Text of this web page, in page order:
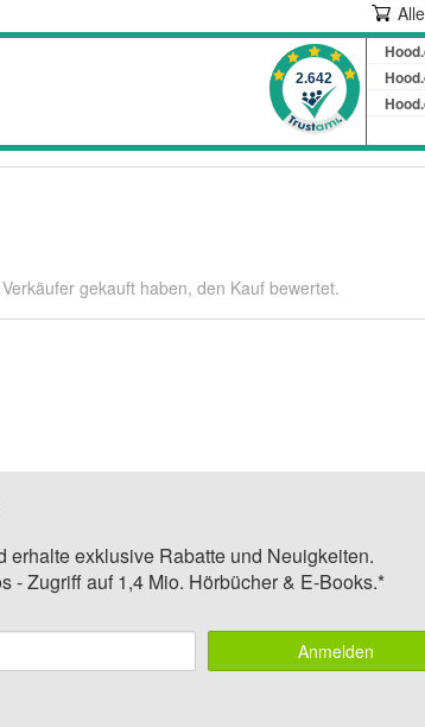
gekauft haben, den Kauf bewertet.
exklusive Rabatte und Neuigkeiten.
- Zugriff auf 1,4 Mio. Hörbücher & E-Books.*
Anmelden